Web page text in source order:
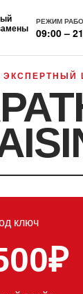
РЕЖИМ
09:00 –
ключ